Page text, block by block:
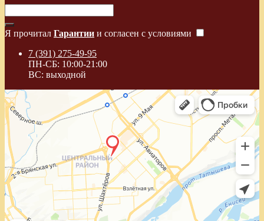
Я прочитал Гарантии и согласен с условиями
7 (391) 275-49-95
ПН-СБ: 10:00-21:00
ВС: выходной